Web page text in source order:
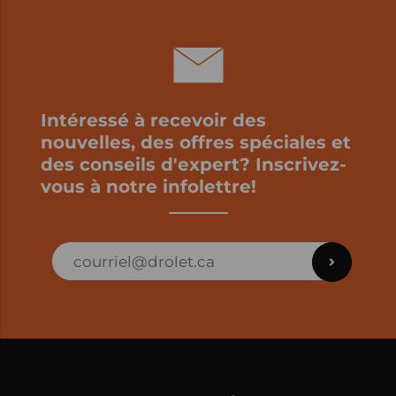
Intéressé à recevoir des
nouvelles, des offres spéciales et
des conseils d'expert? Inscrivez-
vous à notre infolettre!